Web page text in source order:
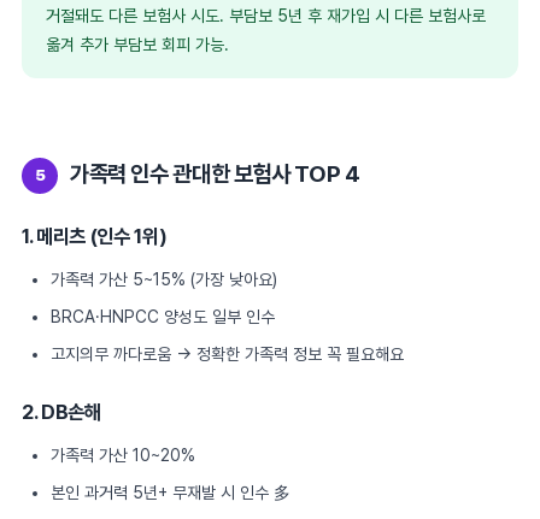
거절돼도 다른 보험사 시도. 부담보 5년 후 재가입 시 다른 보험사로
옮겨 추가 부담보 회피 가능.
5 가족력 인수 관대한 보험사 TOP 4
1. 메리츠 (인수 1위)
가족력 가산 5~15% (가장 낮아요)
BRCA·HNPCC 양성도 일부 인수
고지의무 까다로움 → 정확한 가족력 정보 꼭 필요해요
2. DB손해
가족력 가산 10~20%
본인 과거력 5년+ 무재발 시 인수 多